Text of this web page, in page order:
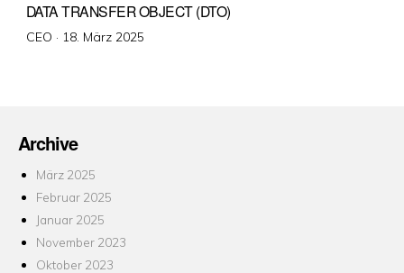
DATA TRANSFER OBJECT (DTO)
CEO · Veröffentlicht
18. März 2025
Archive
März 2025
Februar 2025
Januar 2025
November 2023
Oktober 2023